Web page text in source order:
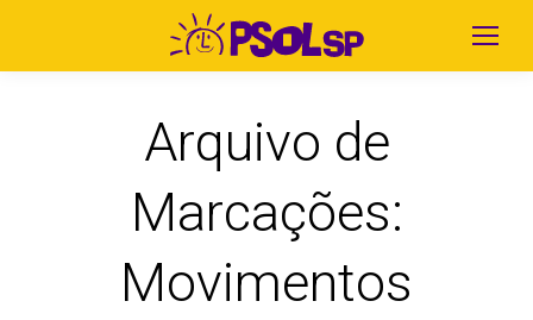
Arquivo de
Marcações:
Movimentos